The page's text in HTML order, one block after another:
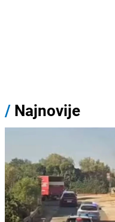
/ Najnovije